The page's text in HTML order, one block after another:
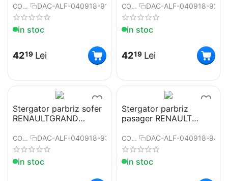
COD:ART52 22"
COD: DAC-ALF-040918-91
in stoc
4219 Lei
04/2004➝ COD:ART52
26"
COD: DAC-ALF-040918-92
in stoc
4219 Lei
Stergator parbriz sofer
RENAULTGRAND
COD:ART52 26"
COD: DAC-ALF-040918-93
in stoc
Stergator parbriz
pasager RENAULT
02/2009➝ COD:ART52
30"
COD: DAC-ALF-040918-94
in stoc